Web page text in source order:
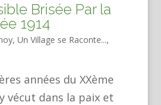
Brisée Par la
1914
Un Village se Raconte...,
années du XXème
vécut dans la paix et